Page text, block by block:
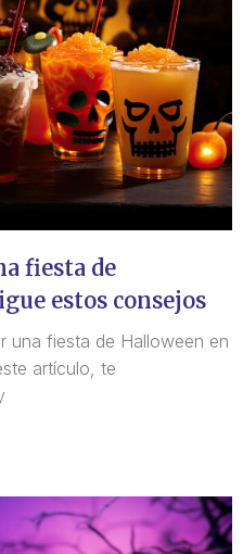
fiesta de
estos consejos
una fiesta de Halloween en
artículo, te